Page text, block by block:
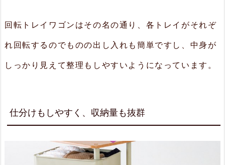
っ
た
ペ
ス
回転トレイワゴンはその名の通り、各トレイがそれぞ
れ回転するのでものの出し入れも簡単ですし、中身が
しっかり見えて整理もしやすいようになっています。
仕分けもしやすく、収納量も抜群